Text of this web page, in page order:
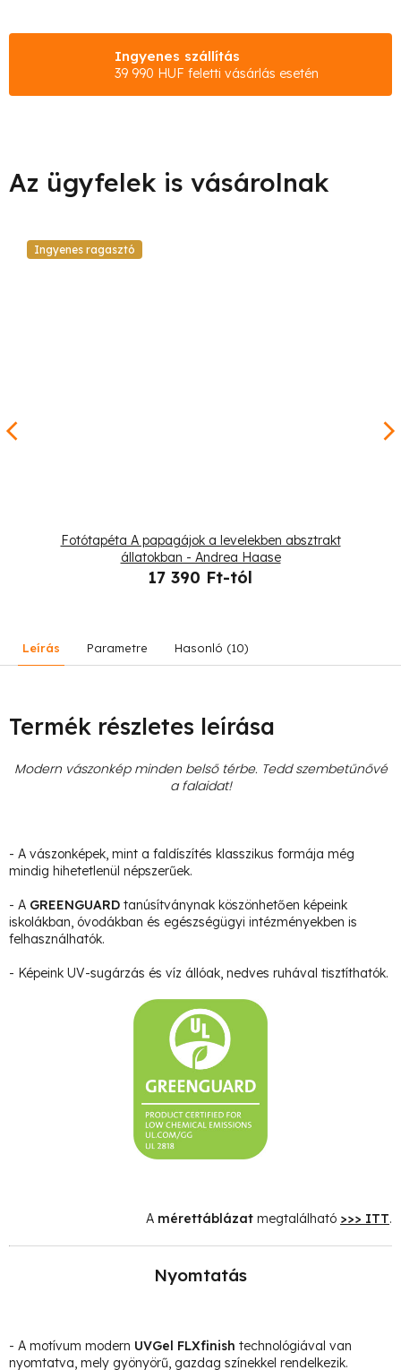
Ingyenes szállítás
39 990 HUF feletti vásárlás esetén
Ingyenes ragasztó
Fotótapéta A papagájok a levelekben absztrakt
állatokban - Andrea Haase
17 390 Ft-tól
Leírás Parametre Hasonló (10)
Termék részletes leírása
Modern vászonkép minden belső térbe. Tedd szembetűnővé
a falaidat!
- A vászonképek, mint a faldíszítés klasszikus formája még
mindig hihetetlenül népszerűek.
- A GREENGUARD tanúsítványnak köszönhetően képeink
iskolákban, óvodákban és egészségügyi intézményekben is
felhasználhatók.
- Képeink UV-sugárzás és víz állóak, nedves ruhával tisztíthatók.
A mérettáblázat megtalálható >>> ITT.
Nyomtatás
- A motívum modern UVGel FLXfinish technológiával van
nyomtatva, mely gyönyörű, gazdag színekkel rendelkezik.